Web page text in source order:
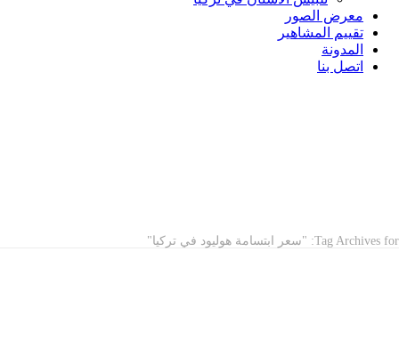
معرض الصور
تقييم المشاهير
المدونة
اتصل بنا
Tag Archives for: "سعر ابتسامة هوليود في تركيا"